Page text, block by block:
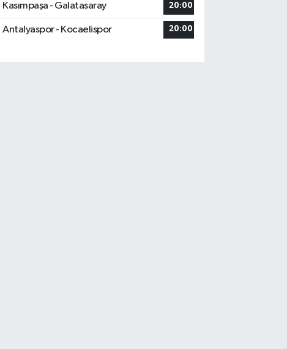
Kasımpaşa - Galatasaray 20:00
Antalyaspor - Kocaelispor 20:00